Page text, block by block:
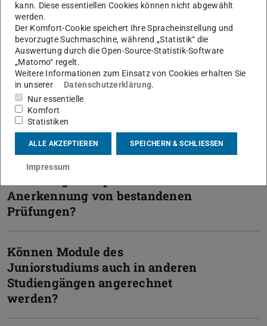
Wie hoch ist die zeitliche Belastung
durch ein Juniorstudium?
Kann man Prüfungen ablegen und
Leistungsnachweise erwerben?
Wie werden bestandene Prüfungen
dokumentiert?
Anerkennung von bestandenen
Prüfungen?
Können Module des
Juniorstudiums auch in anderen
Studiengängen angerechnet
werden?
kann. Diese essentiellen Cookies können nicht abgewählt
werden.
Der Komfort-Cookie speichert Ihre Spracheinstellung und
bevorzugte Suchmaschine, während „Statistik“ die
Auswertung durch die Open-Source-Statistik-Software
„Matomo“ regelt.
Weitere Informationen zum Einsatz von Cookies erhalten Sie
in unserer
Datenschutzerklärung.
Nur essentielle
Komfort
Statistiken
ALLE AKZEPTIEREN SPEICHERN & SCHLIESSEN
Impressum